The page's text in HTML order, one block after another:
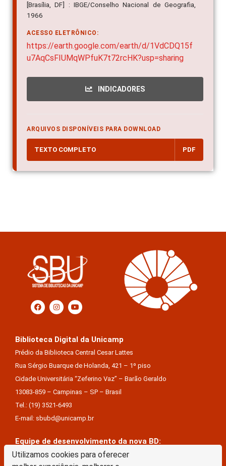
Utilizamos cookies para oferecer
[Brasília, DF] : IBGE/Conselho Nacional de Geografia,
1966
ACESSO ELETRÔNICO:
https://earth.google.com/earth/d/1VdCDQ15f
u7AqCsFIUMqWPfuK7t72rcHK?usp=sharing
INDICADORES
ARQUIVOS DISPONÍVEIS PARA DOWNLOAD
TEXTO COMPLETO PDF
Biblioteca Digital da Unicamp
Prédio da Biblioteca Central Cesar Lattes
Rua Sérgio Buarque de Holanda, 421 – 1º piso
Cidade Universitária “Zeferino Vaz” – Barão Geraldo
13083-859 – Campinas – SP – Brasil
Tel.: (19) 3521-6493
E-mail: sbubd@unicamp.br
Equipe de desenvolvimento da nova BD:
Keite Aparecida Duarte